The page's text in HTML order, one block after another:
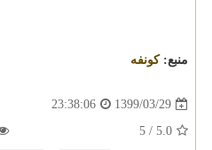
منبع:كونفه
1399/03/29
23:38:06
5.0
/ 5